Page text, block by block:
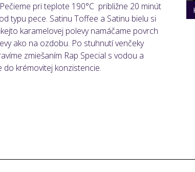
pri teplote 190°C približne 20 minút
typu pece. Satinu Toffee a Satinu bielu si
karamelovej polevy namáčame povrch
ako na ozdobu. Po stuhnutí venčeky
zmiešaním Rap Special s vodou a
krémovitej konzistencie.